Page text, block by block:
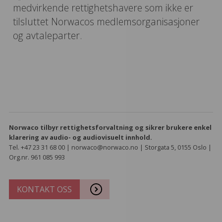
medvirkende rettighetshavere som ikke er
tilsluttet Norwacos medlemsorganisasjoner
og avtaleparter.
Norwaco tilbyr rettighetsforvaltning og sikrer brukere enkel
klarering av audio- og audiovisuelt innhold.
Tel. +47 23 31 68 00 | norwaco@norwaco.no | Storgata 5, 0155 Oslo |
Org.nr. 961 085 993
KONTAKT OSS